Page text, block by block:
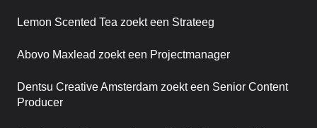
Lemon Scented Tea zoekt een Strateeg
Abovo Maxlead zoekt een Projectmanager
Dentsu Creative Amsterdam zoekt een Senior Content
Producer